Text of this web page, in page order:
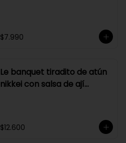
$7.990
Le banquet tiradito de atún
nikkei con salsa de ají
$12.600